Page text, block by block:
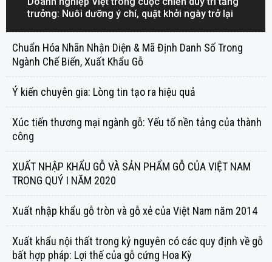
trưởng: Nuôi dưỡng ý chí, quật khởi ngày trở lại
Chuẩn Hóa Nhãn Nhận Diện & Mã Định Danh Số Trong
Ngành Chế Biến, Xuất Khẩu Gỗ
Ý kiến chuyên gia: Lòng tin tạo ra hiệu quả
Xúc tiến thương mại ngành gỗ: Yếu tố nền tảng của thành
công
XUẤT NHẬP KHẨU GỖ VÀ SẢN PHẨM GỖ CỦA VIỆT NAM
TRONG QUÝ I NĂM 2020
Xuất nhập khẩu gỗ tròn và gỗ xẻ của Việt Nam năm 2014
Xuất khẩu nội thất trong kỷ nguyên có các quy định về gỗ
bất hợp pháp: Lợi thế của gỗ cứng Hoa Kỳ